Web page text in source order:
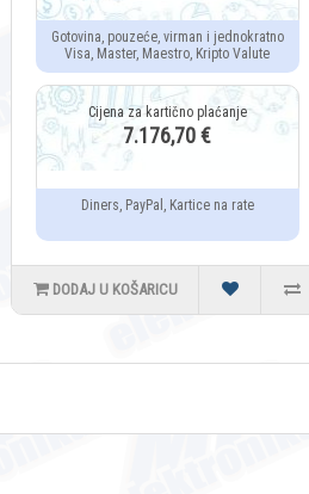
Gotovina, pouzeće, virman i jednokratno
Visa, Master, Maestro, Kripto Valute
7.176,70 €
Diners, PayPal, Kartice na rate
DODAJ U KOŠARICU